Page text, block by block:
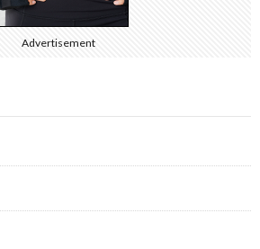
Advertisement